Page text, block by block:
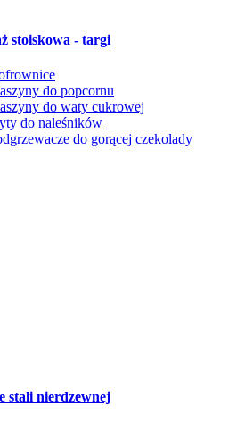
stoiskowa - targi
do popcornu
do waty cukrowej
do naleśników
do gorącej czekolady
stali nierdzewnej